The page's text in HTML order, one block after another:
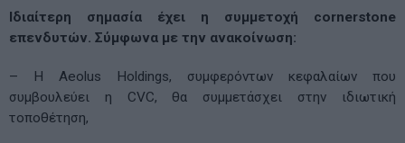
Ιδιαίτερη σημασία έχει η συμμετοχή cornerstone
επενδυτών. Σύμφωνα με την ανακοίνωση:
– Η Aeolus Holdings, συμφερόντων κεφαλαίων που
συμβουλεύει η CVC, θα συμμετάσχει στην ιδιωτική
τοποθέτηση,